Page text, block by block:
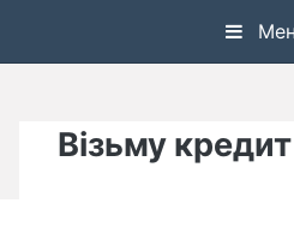
Візьму кредит